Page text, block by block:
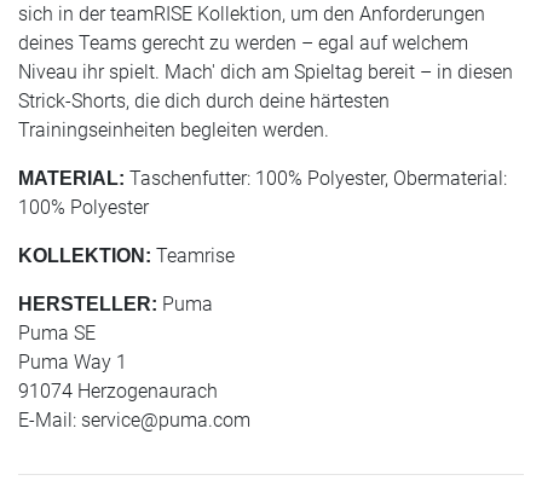
sich in der teamRISE Kollektion, um den Anforderungen
deines Teams gerecht zu werden – egal auf welchem
Niveau ihr spielt. Mach' dich am Spieltag bereit – in diesen
Strick-Shorts, die dich durch deine härtesten
Trainingseinheiten begleiten werden.
MATERIAL: Taschenfutter: 100% Polyester, Obermaterial:
100% Polyester
KOLLEKTION: Teamrise
HERSTELLER: Puma
Puma SE
Puma Way 1
91074 Herzogenaurach
E-Mail: service@puma.com